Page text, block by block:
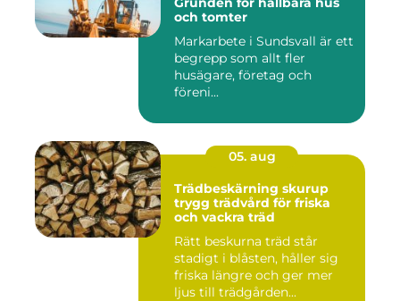
och tomter
Markarbete i Sundsvall är ett
begrepp som allt fler
husägare, företag och
föreni...
05. aug
Trädbeskärning skurup
trygg trädvård för friska
och vackra träd
Rätt beskurna träd står
stadigt i blåsten, håller sig
friska längre och ger mer
ljus till trädgården...